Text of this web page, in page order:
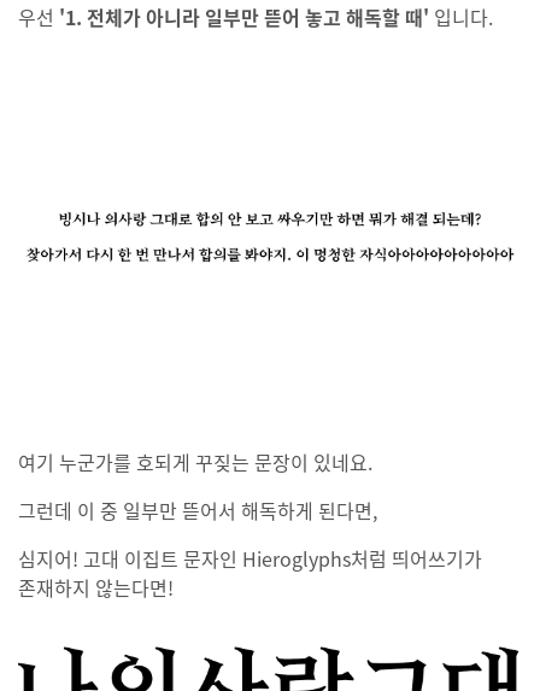
우선 '1. 전체가 아니라 일부만 뜯어 놓고 해독할 때' 입니다.
여기 누군가를 호되게 꾸짖는 문장이 있네요.
그런데 이 중 일부만 뜯어서 해독하게 된다면,
심지어! 고대 이집트 문자인 Hieroglyphs처럼 띄어쓰기가
존재하지 않는다면!